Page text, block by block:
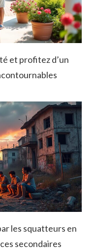
et profitez d’un
les squatteurs en
secondaires